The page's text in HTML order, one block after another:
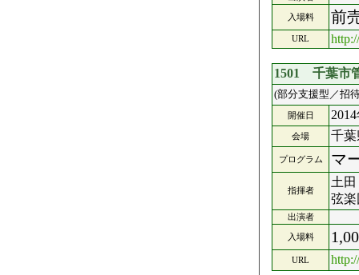
入場料 前
URL
1501 千葉市
(部分支援型／招
開催日
会場 千
プログラム マ
指揮者
土
弦
出演者
入場料
URL